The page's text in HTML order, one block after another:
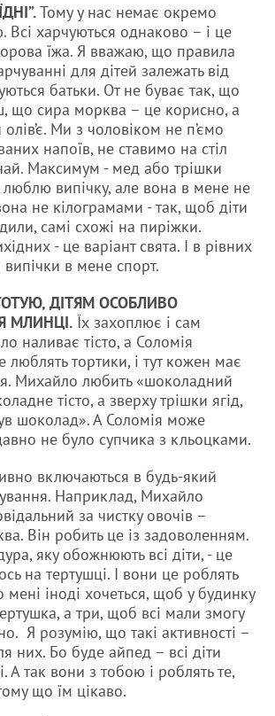
Тому у нас немає окремо
Всі харчуються однаково – і це
їжа. Я вважаю, що правила
для дітей залежать від
батьки. От не буває так, що
що сира морква – це корисно, а
Ми з чоловіком не п’ємо
напоїв, не ставимо на стіл
Максимум - мед або трішки
люблю випічку, але вона в мене не
не кілограмами - так, щоб діти
самі схожі на пиріжки.
- це варіант свята. І в рівних
в мене спорт.
ДІТЯМ ОСОБЛИВО
МЛИНЦІ. Їх захоплює і сам
наливає тісто, а Соломія
люблять тортики, і тут кожен має
Михайло любить «шоколадний
тісто, а зверху трішки ягід,
шоколад». А Соломія може
не було супчика з кльоцками.
включаються в будь-який
Наприклад, Михайло
за чистку овочів –
Він робить це із задоволенням.
яку обожнюють всі діти, - це
на тертушці. І вони це роблять
мені іноді хочеться, щоб у будинку
а три, щоб всі мали змогу
Я розумію, що такі активності –
них. Бо буде айпед – всі діти
А так вони з тобою і роблять те,
що їм цікаво.